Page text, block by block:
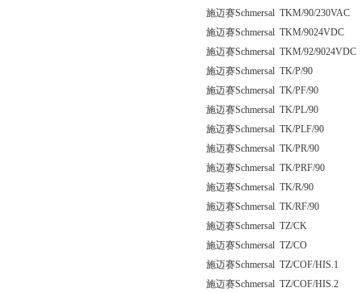
施迈赛Schmersal TKM/90/230VAC
施迈赛Schmersal TKM/9024VDC
施迈赛Schmersal TKM/92/9024VDC
施迈赛Schmersal TK/P/90
施迈赛Schmersal TK/PF/90
施迈赛Schmersal TK/PL/90
施迈赛Schmersal TK/PLF/90
施迈赛Schmersal TK/PR/90
施迈赛Schmersal TK/PRF/90
施迈赛Schmersal TK/R/90
施迈赛Schmersal TK/RF/90
施迈赛Schmersal TZ/CK
施迈赛Schmersal TZ/CO
施迈赛Schmersal TZ/COF/HIS.1
施迈赛Schmersal TZ/COF/HIS.2